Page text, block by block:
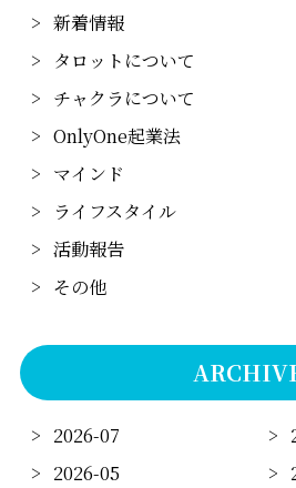
新着情報
タロットについて
チャクラについて
OnlyOne起業法
マインド
ライフスタイル
活動報告
その他
2026-07
2026-05